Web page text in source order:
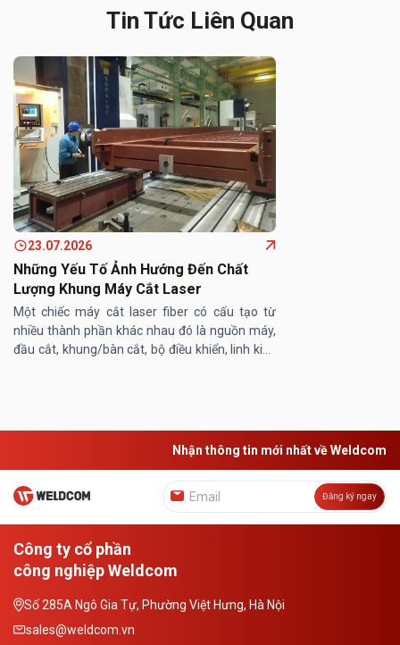
Tin Tức Liên Quan
23.07.2026
Những Yếu Tố Ảnh Hướng Đến Chất
Lượng Khung Máy Cắt Laser
Một chiếc máy cắt laser fiber có cấu tạo từ
nhiều thành phần khác nhau đó là nguồn máy,
đầu cắt, khung/bàn cắt, bộ điều khiển, linh kiện
Nhận thông tin mới nhất về Weldcom
Đăng ký ngay
Công ty cổ phần
công nghiệp Weldcom
Số 285A Ngô Gia Tự, Phường Việt Hưng, Hà Nội
sales@weldcom.vn